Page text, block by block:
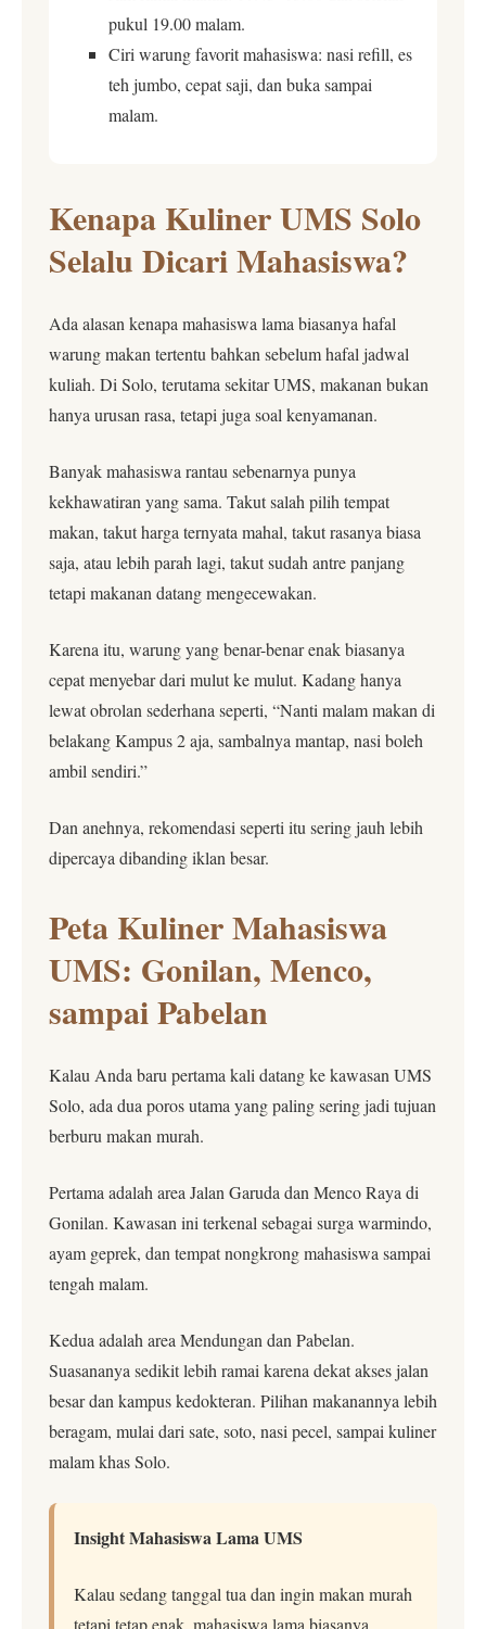
pukul 19.00 malam.
Ciri warung favorit mahasiswa: nasi refill, es
teh jumbo, cepat saji, dan buka sampai
malam.
Kenapa Kuliner UMS Solo
Selalu Dicari Mahasiswa?
Ada alasan kenapa mahasiswa lama biasanya hafal
warung makan tertentu bahkan sebelum hafal jadwal
kuliah. Di Solo, terutama sekitar UMS, makanan bukan
hanya urusan rasa, tetapi juga soal kenyamanan.
Banyak mahasiswa rantau sebenarnya punya
kekhawatiran yang sama. Takut salah pilih tempat
makan, takut harga ternyata mahal, takut rasanya biasa
saja, atau lebih parah lagi, takut sudah antre panjang
tetapi makanan datang mengecewakan.
Karena itu, warung yang benar-benar enak biasanya
cepat menyebar dari mulut ke mulut. Kadang hanya
lewat obrolan sederhana seperti, “Nanti malam makan di
belakang Kampus 2 aja, sambalnya mantap, nasi boleh
ambil sendiri.”
Dan anehnya, rekomendasi seperti itu sering jauh lebih
dipercaya dibanding iklan besar.
Peta Kuliner Mahasiswa
UMS: Gonilan, Menco,
sampai Pabelan
Kalau Anda baru pertama kali datang ke kawasan UMS
Solo, ada dua poros utama yang paling sering jadi tujuan
berburu makan murah.
Pertama adalah area Jalan Garuda dan Menco Raya di
Gonilan. Kawasan ini terkenal sebagai surga warmindo,
ayam geprek, dan tempat nongkrong mahasiswa sampai
tengah malam.
Kedua adalah area Mendungan dan Pabelan.
Suasananya sedikit lebih ramai karena dekat akses jalan
besar dan kampus kedokteran. Pilihan makanannya lebih
beragam, mulai dari sate, soto, nasi pecel, sampai kuliner
malam khas Solo.
Insight Mahasiswa Lama UMS
Kalau sedang tanggal tua dan ingin makan murah
tetapi tetap enak, mahasiswa lama biasanya